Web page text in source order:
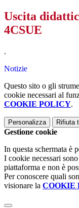
Uscita
4CSUE
.
Notizie
Questo sito o gli
cookie necessari al
COOKIE POLICY.
Personalizza Rifiuta
Gestione cookie
In questa schermata è
I cookie necessari
piattaforma e non è
Per conoscere quali
visionare la COOKIE